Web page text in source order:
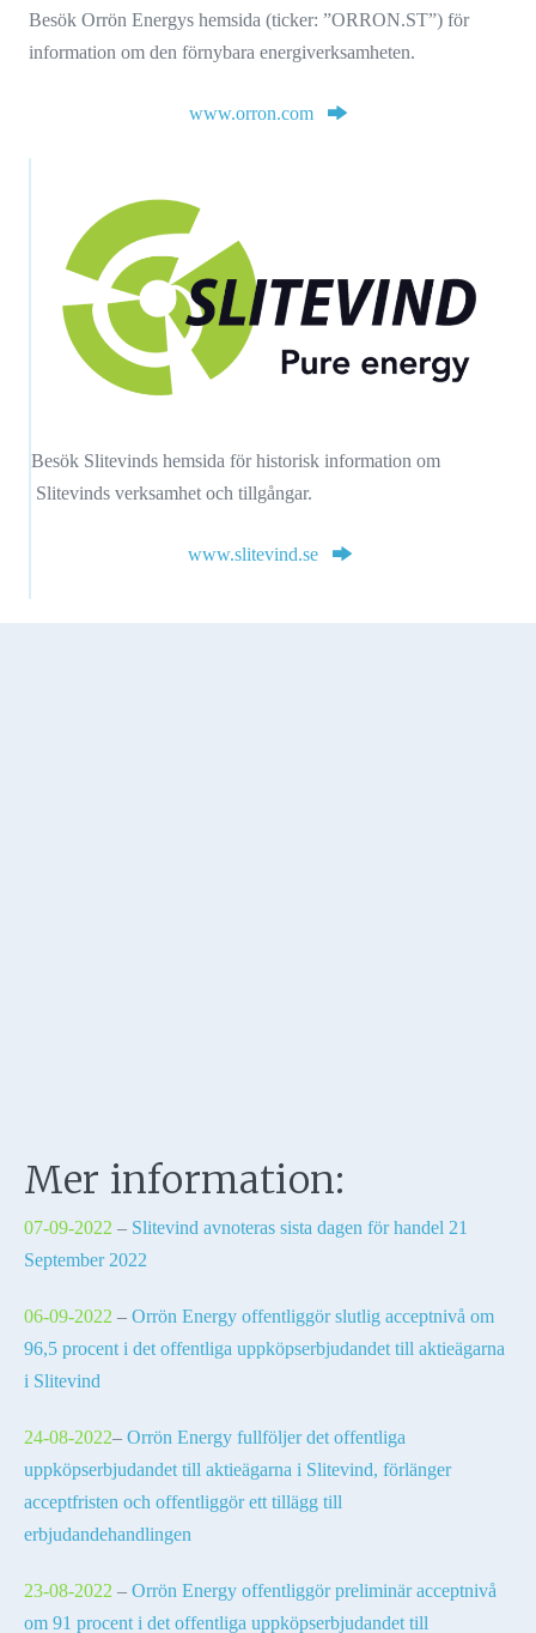
Besök Orrön Energys hemsida (ticker: ”ORRON.ST”) för
information om den förnybara energiverksamheten.
www.orron.com
Besök Slitevinds hemsida för historisk information om
Slitevinds verksamhet och tillgångar.
www.slitevind.se
Mer information:
07-09-2022 – Slitevind avnoteras sista dagen för handel 21
September 2022
06-09-2022 – Orrön Energy offentliggör slutlig acceptnivå om
96,5 procent i det offentliga uppköpserbjudandet till aktieägarna
i Slitevind
24-08-2022– Orrön Energy fullföljer det offentliga
uppköpserbjudandet till aktieägarna i Slitevind, förlänger
acceptfristen och offentliggör ett tillägg till
erbjudandehandlingen
23-08-2022 – Orrön Energy offentliggör preliminär acceptnivå
om 91 procent i det offentliga uppköpserbjudandet till